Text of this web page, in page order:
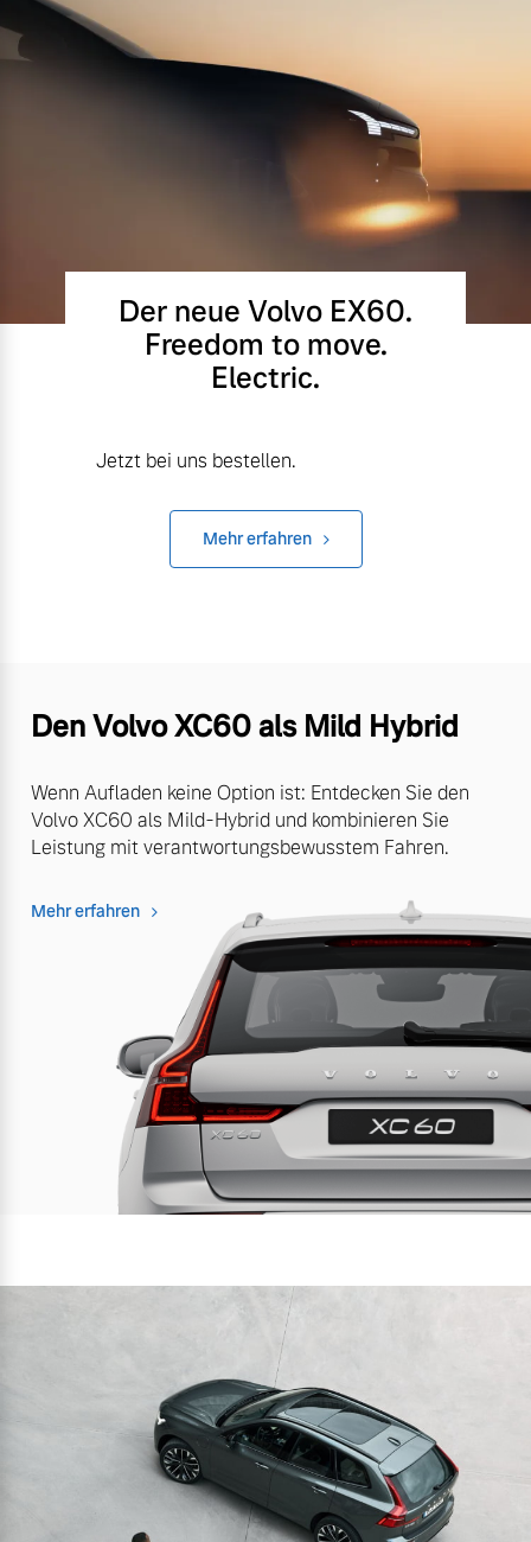
Der neue Volvo EX60.
Freedom to move.
Electric.
Jetzt bei uns bestellen.
Mehr erfahren
Den Volvo XC60 als Mild Hybrid
Wenn Aufladen keine Option ist: Entdecken Sie den
Volvo XC60 als Mild-Hybrid und kombinieren Sie
Leistung mit verantwortungsbewusstem Fahren.
Mehr erfahren